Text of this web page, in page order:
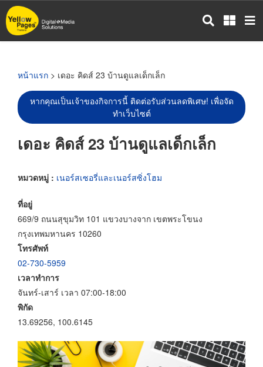
ข้าม
ไป
หน้าแรก > เดอะ คิดส์ 23 บ้านดูแลเด็กเล็ก
หากคุณเป็นเจ้าของกิจการนี้ ติดต่อรับส่วนลดพิเศษ! เพื่อจัด
ทำเว็บไซต์
เดอะ คิดส์ 23 บ้านดูแลเด็กเล็ก
หมวดหมู่ : เนอร์สเซอรี่และเนอร์สซิ่งโฮม
ที่อยู่
669/9 ถนนสุขุมวิท 101 แขวงบางจาก เขตพระโขนง
กรุงเทพมหานคร 10260
โทรศัพท์
02-730-5959
เวลาทำการ
จันทร์-เสาร์ เวลา 07:00-18:00
พิกัด
13.69256, 100.6145